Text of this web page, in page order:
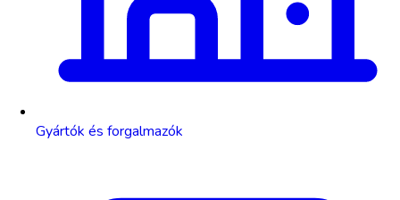
Gyártók és forgalmazók